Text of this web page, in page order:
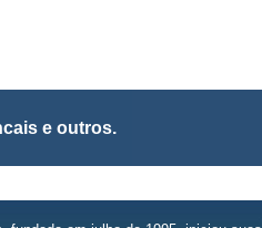
e outros.